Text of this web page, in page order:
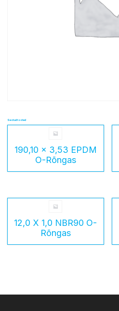
Seotud tooted
190,10 x 3,53 EPDM
O-Rõngas
12,0 X 1,0 NBR90 O-
Rõngas